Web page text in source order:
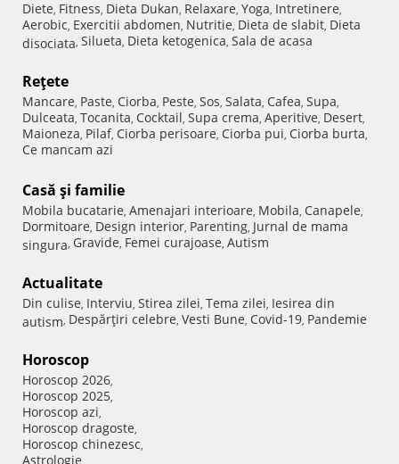
Diete, Fitness, Dieta Dukan, Relaxare, Yoga, Intretinere,
Aerobic, Exercitii abdomen, Nutritie, Dieta de slabit, Dieta
disociata, Silueta, Dieta ketogenica, Sala de acasa
Reţete
Mancare, Paste, Ciorba, Peste, Sos, Salata, Cafea, Supa,
Dulceata, Tocanita, Cocktail, Supa crema, Aperitive, Desert,
Maioneza, Pilaf, Ciorba perisoare, Ciorba pui, Ciorba burta,
Ce mancam azi
Casă şi familie
Mobila bucatarie, Amenajari interioare, Mobila, Canapele,
Dormitoare, Design interior, Parenting, Jurnal de mama
singura, Gravide, Femei curajoase, Autism
Actualitate
Din culise, Interviu, Stirea zilei, Tema zilei, Iesirea din
autism, Despărţiri celebre, Vesti Bune, Covid-19, Pandemie
Horoscop
Horoscop 2026,
Horoscop 2025,
Horoscop azi,
Horoscop dragoste,
Horoscop chinezesc,
Astrologie